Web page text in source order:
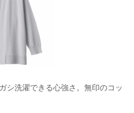
シ洗濯できる心強さ。無印のコッ